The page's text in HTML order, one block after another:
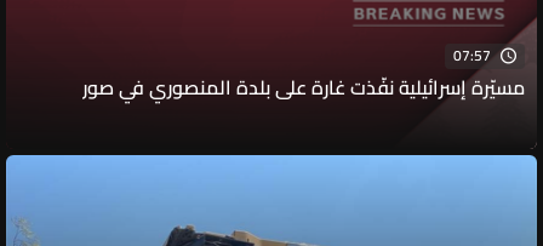
07:57
مسيّرة إسرائيلية نفّذت غارة على بلدة المنصوري في صور